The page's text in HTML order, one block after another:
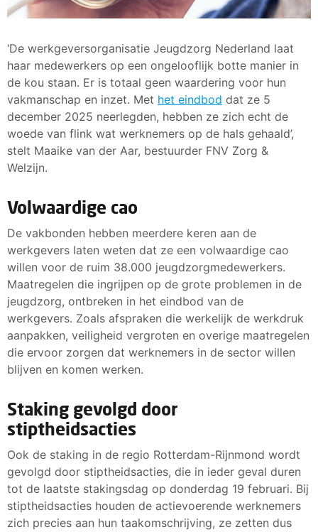
‘De werkgeversorganisatie Jeugdzorg Nederland laat
haar medewerkers op een ongelooflijk botte manier in
de kou staan. Er is totaal geen waardering voor hun
vakmanschap en inzet. Met het eindbod dat ze 5
december 2025 neerlegden, hebben ze zich echt de
woede van flink wat werknemers op de hals gehaald’,
stelt Maaike van der Aar, bestuurder FNV Zorg &
Welzijn.
Volwaardige cao
De vakbonden hebben meerdere keren aan de
werkgevers laten weten dat ze een volwaardige cao
willen voor de ruim 38.000 jeugdzorgmedewerkers.
Maatregelen die ingrijpen op de grote problemen in de
jeugdzorg, ontbreken in het eindbod van de
werkgevers. Zoals afspraken die werkelijk de werkdruk
aanpakken, veiligheid vergroten en overige maatregelen
die ervoor zorgen dat werknemers in de sector willen
blijven en komen werken.
Staking gevolgd door
stiptheidsacties
Ook de staking in de regio Rotterdam-Rijnmond wordt
gevolgd door stiptheidsacties, die in ieder geval duren
tot de laatste stakingsdag op donderdag 19 februari. Bij
stiptheidsacties houden de actievoerende werknemers
zich precies aan hun taakomschrijving, ze zetten dus